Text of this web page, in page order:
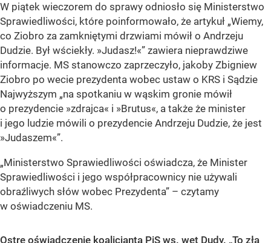
W piątek wieczorem do sprawy odniosło się Ministerstwo
Sprawiedliwości, które poinformowało, że artykuł „Wiemy,
co Ziobro za zamkniętymi drzwiami mówił o Andrzeju
Dudzie. Był wściekły. »Judasz!«” zawiera nieprawdziwe
informacje. MS stanowczo zaprzeczyło, jakoby Zbigniew
Ziobro po wecie prezydenta wobec ustaw o KRS i Sądzie
Najwyższym „na spotkaniu w wąskim gronie mówił
o prezydencie »zdrajca« i »Brutus«, a także że minister
i jego ludzie mówili o prezydencie Andrzeju Dudzie, że jest
»Judaszem«”.
„Ministerstwo Sprawiedliwości oświadcza, że Minister
Sprawiedliwości i jego współpracownicy nie używali
obraźliwych słów wobec Prezydenta” – czytamy
w oświadczeniu MS.
Ostre oświadczenie koalicjanta PiS ws. wet Dudy. „To zła